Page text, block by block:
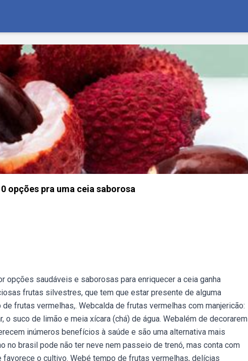
opções pra uma ceia saborosa
opções saudáveis e saborosas para enriquecer a ceia ganha
frutas silvestres, que tem que estar presente de alguma
frutas vermelhas,. Webcalda de frutas vermelhas com manjericão:
o suco de limão e meia xícara (chá) de água. Webalém de decorarem
inúmeros benefícios à saúde e são uma alternativa mais
no brasil pode não ter neve nem passeio de trenó, mas conta com
o cultivo. Webé tempo de frutas vermelhas, delícias